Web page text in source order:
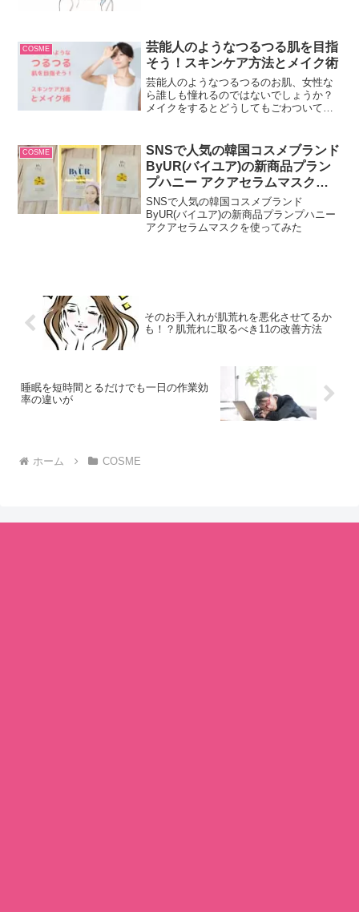
った。と勧誘に断れないとい...
COSME
芸能人のようなつるつる肌を目指
そう！スキンケア方法とメイク術
芸能人のようなつるつるのお肌、女性な
ら誰しも憧れるのではないでしょうか？
メイクをするとどうしてもごわついて見
で今回は、お肌のお手入れ方法や、メイ
クをしていてもつるつるの肌感を出せる
メイクのポイントを調べてみました！誰
でもできる簡単メイク術もお伝えします
ので、ぜひ参考にしてみてください。
COSME
SNSで人気の韓国コスメブランド
ByUR(バイユア)の新商品プラン
プハニー アクアセラムマスクを
使ってみた
SNSで人気の韓国コスメブランド
ByUR(バイユア)の新商品プランプハニー
アクアセラムマスクを使ってみた
そのお手入れが肌荒れを悪化させてるか
も！？肌荒れに取るべき11の改善方法
睡眠を短時間とるだけでも一日の作業効
率の違いが
ホーム COSME